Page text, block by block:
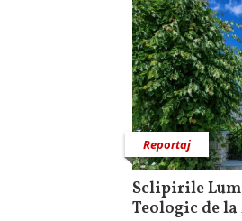
Reportaj
Sclipirile
Teologic de